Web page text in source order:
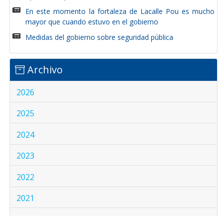
En este momento la fortaleza de Lacalle Pou es mucho
mayor que cuando estuvo en el gobierno
Medidas del gobierno sobre seguridad pública
Archivo
2026
2025
2024
2023
2022
2021